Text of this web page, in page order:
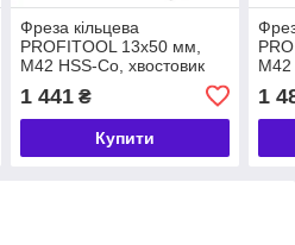
Фреза кільцева
PROFITOOL 13х50 мм,
M42 HSS-Co, хвостовик
(411350M42)
1 441₴
Купити
M42
1